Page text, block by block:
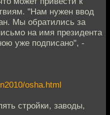
"Нам нужен ввод
Мы обратились за
на имя президента
уже подписано", -
osha.html
стройки, заводы,